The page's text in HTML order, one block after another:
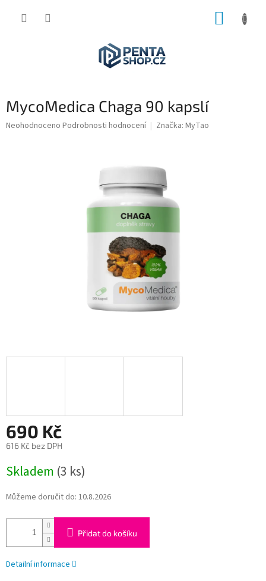
MycoMedica Chaga 90 kapslí
Průměrné
Neohodnoceno Podrobnosti hodnocení Značka: MyTao
690 Kč
616 Kč bez DPH
cena:
Skladem (3 ks)
Můžeme doručit do: 10.8.2026
Přidat do košíku
Detailní informace